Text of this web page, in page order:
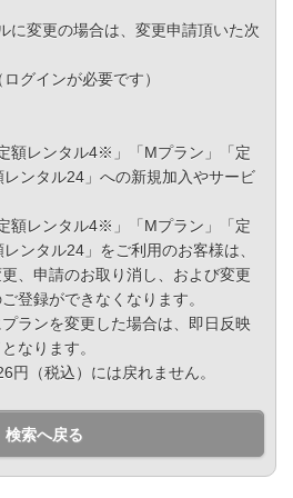
に変更の場合は、変更申請頂いた次
グインが必要です）
額レンタル4※」「Mプラン」「定
ンタル24」への新規加入やサービ
額レンタル4※」「Mプラン」「定
ンタル24」をご利用のお客様は、
、申請のお取り消し、および変更
登録ができなくなります。
ランを変更した場合は、即日反映
なります。
（税込）には戻れません。
検索へ戻る